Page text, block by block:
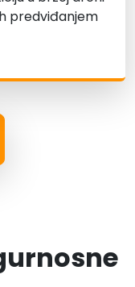
predviđanjem